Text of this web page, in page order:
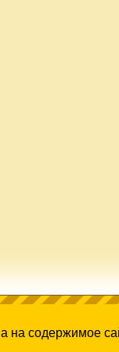
на содержимое